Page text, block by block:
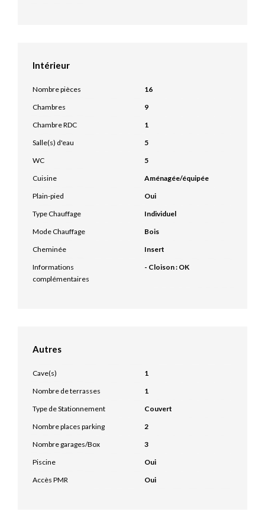
Intérieur
Nombre pièces
16
Chambres
9
Chambre RDC
1
Salle(s) d'eau
5
WC
5
Cuisine
Aménagée/équipée
Plain-pied
Oui
Type Chauffage
Individuel
Mode Chauffage
Bois
Cheminée
Insert
Informations
complémentaires
- Cloison : OK
Autres
Cave(s)
1
Nombre de terrasses
1
Type de Stationnement
Couvert
Nombre places parking
2
Nombre garages/Box
3
Piscine
Oui
Accès PMR
Oui